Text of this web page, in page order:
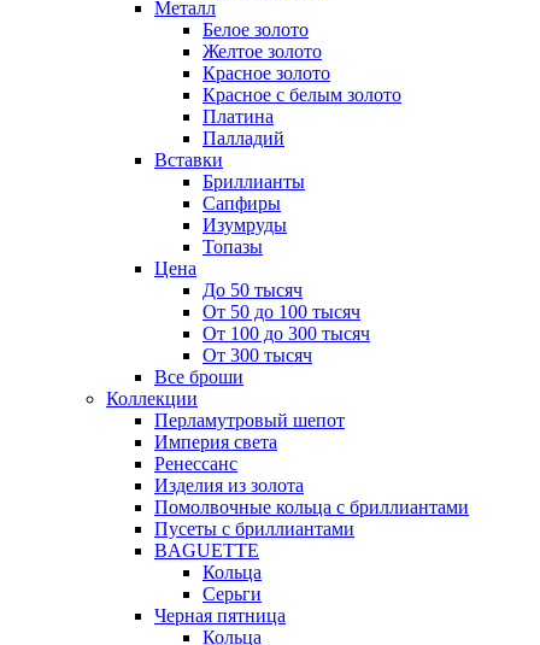
Металл
Белое золото
Желтое золото
Красное золото
Красное с белым золото
Платина
Палладий
Вставки
Бриллианты
Сапфиры
Изумруды
Топазы
Цена
До 50 тысяч
От 50 до 100 тысяч
От 100 до 300 тысяч
От 300 тысяч
Все броши
Коллекции
Перламутровый шепот
Империя света
Ренессанс
Изделия из золота
Помолвочные кольца с бриллиантами
Пусеты с бриллиантами
BAGUETTE
Кольца
Серьги
Черная пятница
Кольца